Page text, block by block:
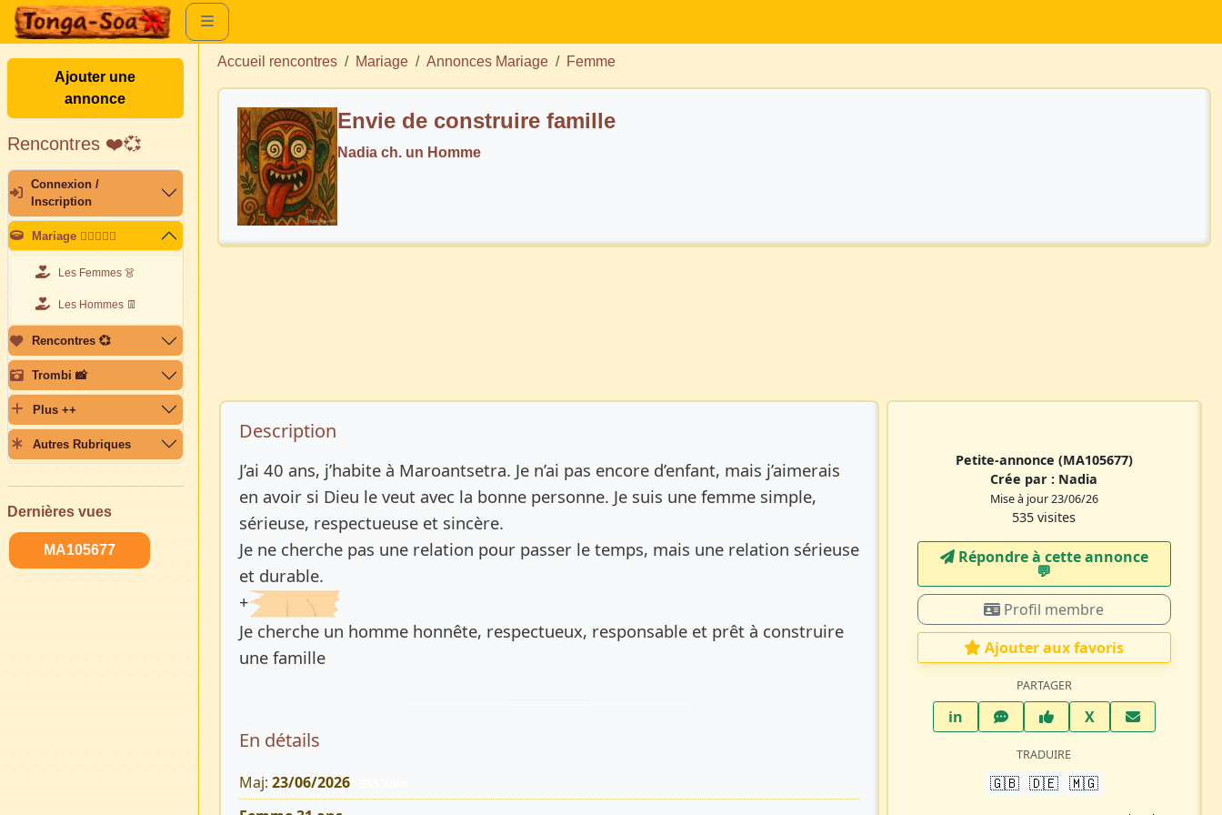
Ajouter une
annonce
Rencontres ❤️💞
Connexion /
Inscription
Mariage 👩🏽‍❤️‍👨🏽
Les Femmes 👗
Les Hommes 👖
Rencontres 💞
Trombi 📸
Plus ++
Autres Rubriques
Dernières vues
MA105677
Accueil rencontres Mariage Annonces Mariage Femme
Envie de construire famille
Nadia ch. un Homme
Description de l’annonce
Description
J’ai 40 ans, j’habite à Maroantsetra. Je n’ai pas encore d’enfant, mais j’aimerais
en avoir si Dieu le veut avec la bonne personne. Je suis une femme simple,
sérieuse, respectueuse et sincère.
Je ne cherche pas une relation pour passer le temps, mais une relation sérieuse
et durable.
+
Je cherche un homme honnête, respectueux, responsable et prêt à construire
une famille
En détails
Maj: 23/06/2026
Petite-annonce (MA105677)
Crée par : Nadia
Mise à jour 23/06/26
535 visites
Répondre à cette annonce
💬​
Profil membre
Ajouter aux favoris
PARTAGER
inLinkedInWhatsAppFacebook
XTwitter X
TRADUIRE
🇬🇧 🇩🇪 🇲🇬